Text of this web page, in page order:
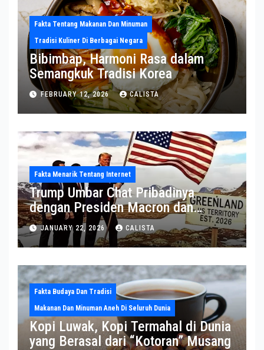
Fakta Tentang Makanan Dan Minuman
Tradisi Kuliner Di Berbagai Negara
Bibimbap, Harmoni Rasa dalam
Semangkuk Tradisi Korea
FEBRUARY 12, 2026 CALISTA
Fakta Menarik Tentang Internet
Trump Umbar Chat Pribadinya
dengan Presiden Macron dan
Sekjen NATO ke Medsos, Bahas Isu
Greenland
JANUARY 22, 2026 CALISTA
Fakta Budaya Dan Tradisi
Makanan Dan Minuman Aneh Di Seluruh Dunia
Kopi Luwak, Kopi Termahal di Dunia
yang Berasal dari “Kotoran” Musang